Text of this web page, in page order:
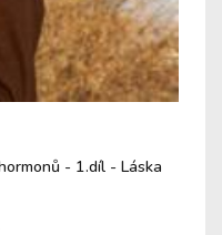
- 1.díl - Láska